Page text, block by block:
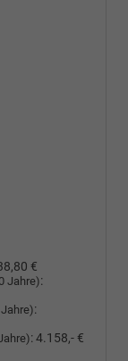
€
Jahre):
:
:4.158,- €